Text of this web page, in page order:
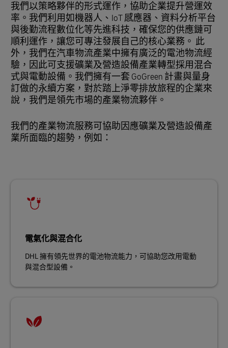
我們以策略夥伴的形式運作，協助企業提升營運效
率。我們利用如機器人、IoT 感應器、資料分析平台
與後勤流程數位化等先進科技，確保您的供應鏈可
順利運作，讓您可專注發展自己的核心業務。 此
外，我們在汽車物流產業中擁有廣泛的電池物流經
驗，因此可支援礦業及營造設備產業轉型採用混合
式與電動設備。我們擁有一套 GoGreen 計畫與量身
訂做的永續方案，對於踏上淨零排放旅程的企業來
說，我們是領先市場的產業物流夥伴。
我們的產業物流服務可協助因應礦業及營造設備產
業所面臨的趨勢，例如：
電氣化與混合化
DHL 擁有領先世界的電池物流能力，可協助您改用電動
與混合型設備。